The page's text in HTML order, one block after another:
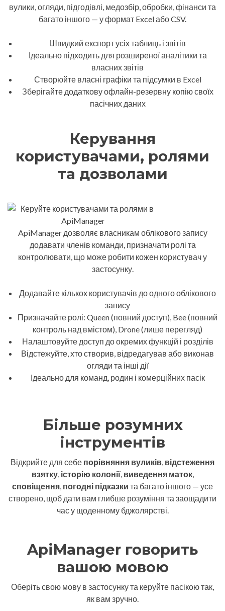
вулики, огляди, підгодівлі, медозбір, обробки, фінанси та
багато іншого — у формат Excel або CSV.
Швидкий експорт усіх таблиць і звітів
Ідеально підходить для розширеної аналітики та
власних звітів
Створюйте власні графіки та підсумки в Excel
Зберігайте додаткову офлайн-резервну копію своїх
пасічних даних
Керування
користувачами, ролями
та дозволами
ApiManager дозволяє власникам облікового запису
додавати членів команди, призначати ролі та
контролювати, що може робити кожен користувач у
застосунку.
Додавайте кількох користувачів до одного облікового
запису
Призначайте ролі: Queen (повний доступ), Bee (повний
контроль над вмістом), Drone (лише перегляд)
Налаштовуйте доступ до окремих функцій і розділів
Відстежуйте, хто створив, відредагував або виконав
огляди та інші дії
Ідеально для команд, родин і комерційних пасік
Більше розумних
інструментів
Відкрийте для себе порівняння вуликів, відстеження
взятку, історію колонії, виведення маток,
сповіщення, погодні підказки та багато іншого — усе
створено, щоб дати вам глибше розуміння та заощадити
час у щоденному бджолярстві.
ApiManager говорить
вашою мовою
Оберіть свою мову в застосунку та керуйте пасікою так,
як вам зручно.